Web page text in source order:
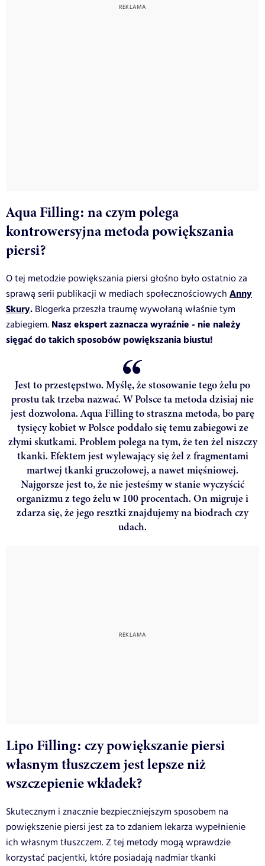
Aqua Filling: na czym polega
kontrowersyjna metoda powiększania
piersi?
O tej metodzie powiększania piersi głośno było ostatnio za
sprawą serii publikacji w mediach społecznościowych Anny
Skury. Blogerka przeszła traumę wywołaną właśnie tym
zabiegiem. Nasz ekspert zaznacza wyraźnie - nie należy
sięgać do takich sposobów powiększania biustu!
Jest to przestępstwo. Myślę, że stosowanie tego żelu po
prostu tak trzeba nazwać. W Polsce ta metoda dzisiaj nie
jest dozwolona. Aqua Filling to straszna metoda, bo parę
tysięcy kobiet w Polsce poddało się temu zabiegowi ze
złymi skutkami. Problem polega na tym, że ten żel niszczy
tkanki. Efektem jest wylewający się żel z fragmentami
martwej tkanki gruczołowej, a nawet mięśniowej.
Najgorsze jest to, że nie jesteśmy w stanie wyczyścić
organizmu z tego żelu w 100 procentach. On migruje i
zdarza się, że jego resztki znajdujemy na biodrach czy
udach.
Lipo Filling: czy powiększanie piersi
własnym tłuszczem jest lepsze niż
wszczepienie wkładek?
Skutecznym i znacznie bezpieczniejszym sposobem na
powiększenie piersi jest za to zdaniem lekarza wypełnienie
ich własnym tłuszczem. Z tej metody mogą wprawdzie
korzystać pacjentki, które posiadają nadmiar tkanki